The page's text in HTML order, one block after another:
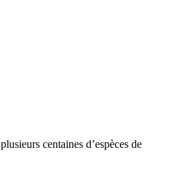
centaines d’espèces de